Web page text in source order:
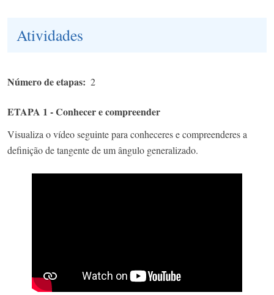
Atividades
Número de etapas 2
ETAPA 1 - Conhecer e compreender
Visualiza o vídeo seguinte para conheceres e compreenderes a
definição de tangente de um ângulo generalizado.